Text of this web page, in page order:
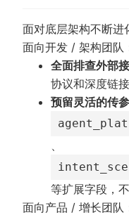
面对底层架构不断进
面向开发 / 架构团队
全面排查外部
协议和深度链
预留灵活的传
等扩展字段，
面向产品 / 增长团队